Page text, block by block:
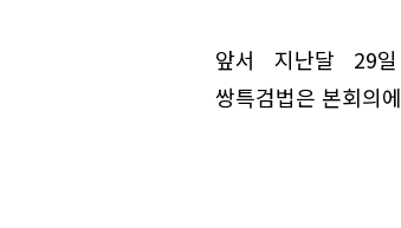
앞서 지난달 29
쌍특검법은 본회의